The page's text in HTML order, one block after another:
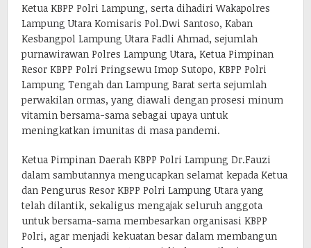
Ketua KBPP Polri Lampung, serta dihadiri Wakapolres
Lampung Utara Komisaris Pol.Dwi Santoso, Kaban
Kesbangpol Lampung Utara Fadli Ahmad, sejumlah
purnawirawan Polres Lampung Utara, Ketua Pimpinan
Resor KBPP Polri Pringsewu Imop Sutopo, KBPP Polri
Lampung Tengah dan Lampung Barat serta sejumlah
perwakilan ormas, yang diawali dengan prosesi minum
vitamin bersama-sama sebagai upaya untuk
meningkatkan imunitas di masa pandemi.
Ketua Pimpinan Daerah KBPP Polri Lampung Dr.Fauzi
dalam sambutannya mengucapkan selamat kepada Ketua
dan Pengurus Resor KBPP Polri Lampung Utara yang
telah dilantik, sekaligus mengajak seluruh anggota
untuk bersama-sama membesarkan organisasi KBPP
Polri, agar menjadi kekuatan besar dalam membangun